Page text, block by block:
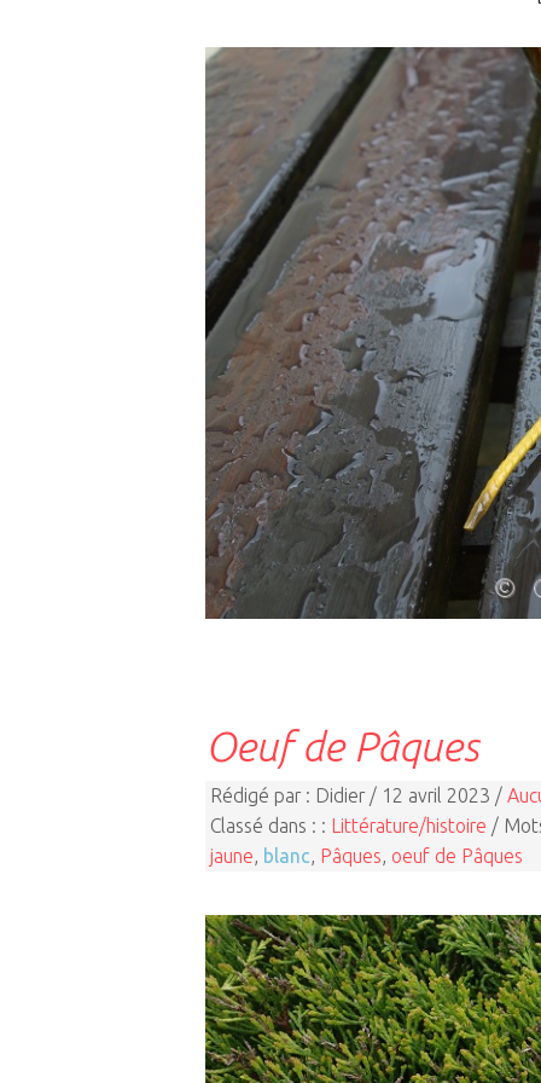
Oeuf de Pâques
Rédigé par : Didier / 12 avril 2023 /
Classé dans : :
Littérature/histoire /
jaune, blanc, Pâques, oeuf de Pâques